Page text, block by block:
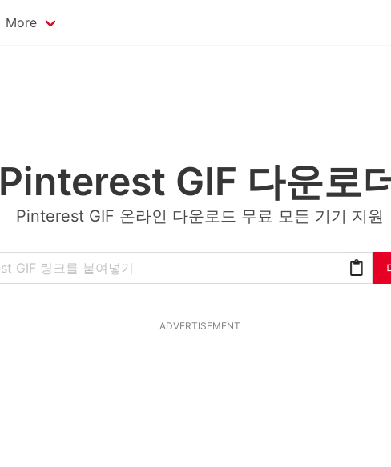
More
Pinterest GIF 다운로
Pinterest GIF 온라인 다운로드 무료 모든 기기 지원
ADVERTISEMENT